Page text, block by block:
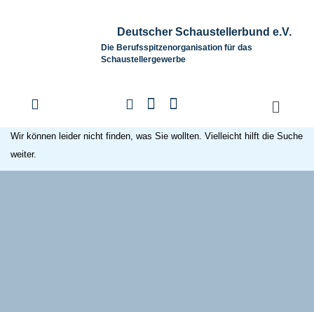
Deutscher Schaustellerbund e.V.
Die Berufsspitzenorganisation für das
Schaustellergewerbe
Wir können leider nicht finden, was Sie wollten. Vielleicht hilft die Suche
weiter.